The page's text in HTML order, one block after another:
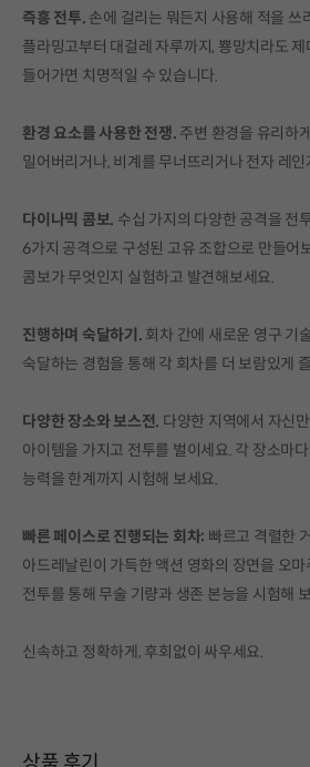
즉흥 전투. 손에 걸리는 뭐든지 사용해 적을 쓰
플라밍고부터 대걸레 자루까지, 뿅망치라도 제
들어가면 치명적일 수 있습니다.
환경 요소를 사용한 전쟁. 주변 환경을 유리하
밀어버리거나, 비계를 무너뜨리거나 전자 레
다이나믹 콤보. 수십 가지의 다양한 공격을 전
6가지 공격으로 구성된 고유 조합으로 만들어
콤보가 무엇인지 실험하고 발견해보세요.
진행하며 숙달하기. 회차 간에 새로운 영구 기
숙달하는 경험을 통해 각 회차를 더 보람있게
다양한 장소와 보스전. 다양한 지역에서 자신
아이템을 가지고 전투를 벌이세요. 각 장소마
능력을 한계까지 시험해 보세요.
빠른 페이스로 진행되는 회차: 빠르고 격렬한
아드레날린이 가득한 액션 영화의 장면을 오
전투를 통해 무술 기량과 생존 본능을 시험해
신속하고 정확하게, 후회없이 싸우세요.